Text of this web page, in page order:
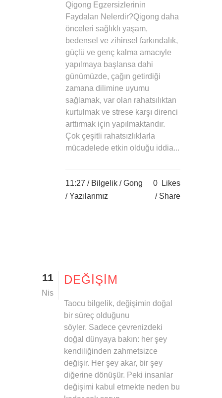
Qigong Egzersizlerinin
Faydaları Nelerdir?Qigong daha
önceleri sağlıklı yaşam,
bedensel ve zihinsel farkındalık,
güçlü ve genç kalma amacıyle
yapılmaya başlansa dahi
günümüzde, çağın getirdiği
zamana dilimine uyumu
sağlamak, var olan rahatsılıktan
kurtulmak ve strese karşı direnci
arttırmak için yapılmaktandır.
Çok çeşitli rahatsızlıklarla
mücadelede etkin olduğu iddia...
11:27 / Bilgelik /Gong
/Yazılarımız
0
Likes
Share
11
Nis
DEĞIŞIM
Taocu bilgelik, değişimin doğal
bir süreç olduğunu
söyler. Sadece çevrenizdeki
doğal dünyaya bakın: her şey
kendiliğinden zahmetsizce
değişir. Her şey akar, bir şey
diğerine dönüşür. Peki insanlar
değişimi kabul etmekte neden bu